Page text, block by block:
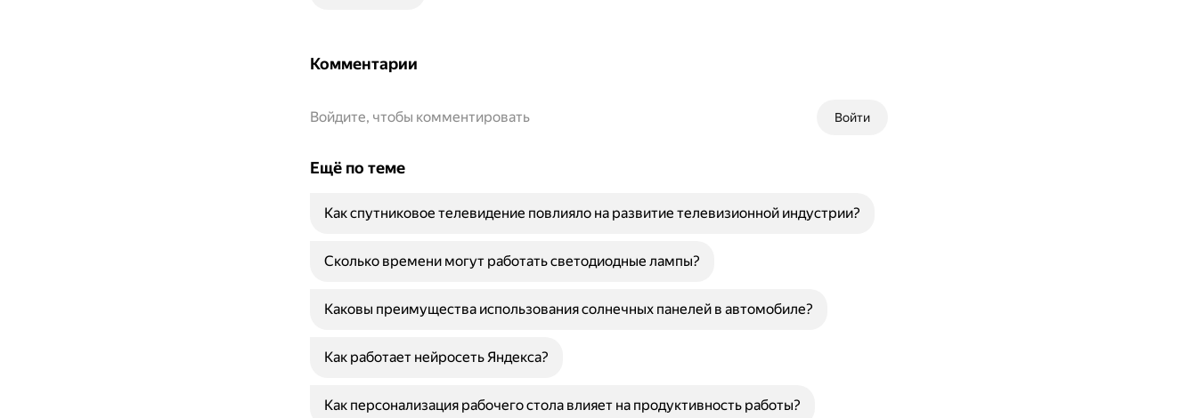
Комментарии
Войти
Войдите, чтобы комментировать
Ещё по теме
Как спутниковое телевидение повлияло на развитие телевизионной индустрии?
Сколько времени могут работать светодиодные лампы?
Каковы преимущества использования солнечных панелей в автомобиле?
Как работает нейросеть Яндекса?
Как персонализация рабочего стола влияет на продуктивность работы?